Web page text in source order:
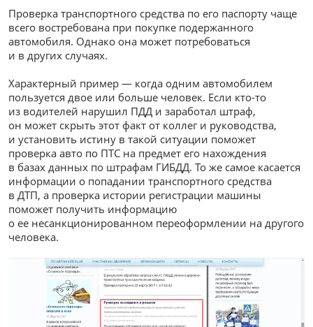
Проверка транспортного средства по его паспорту чаще
всего востребована при покупке подержанного
автомобиля. Однако она может потребоваться
и в других случаях.
Характерный пример — когда одним автомобилем
пользуется двое или больше человек. Если кто-то
из водителей нарушил ПДД и заработал штраф,
он может скрыть этот факт от коллег и руководства,
и установить истину в такой ситуации поможет
проверка авто по ПТС на предмет его нахождения
в базах данных по штрафам ГИБДД. То же самое касается
информации о попадании транспортного средства
в ДТП, а проверка истории регистрации машины
поможет получить информацию
о ее несанкционированном переоформлении на другого
человека.